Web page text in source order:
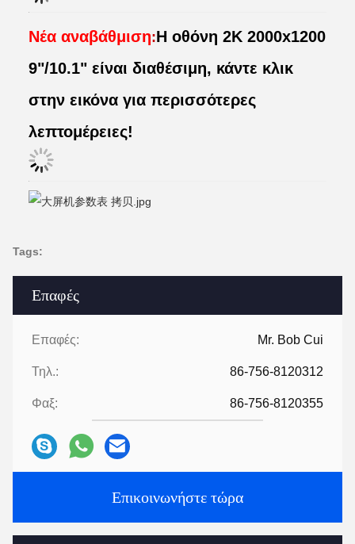
Επαφές
Επαφές: Mr. Bob Cui
Τηλ.: 86-756-8120312
Φαξ: 86-756-8120355
Επικοινωνήστε τώρα
Νέα αναβάθμιση:Η οθόνη 2K 2000x1200
9"/10.1" είναι διαθέσιμη, κάντε κλικ
στην εικόνα για περισσότερες
λεπτομέρειες!
Tags: